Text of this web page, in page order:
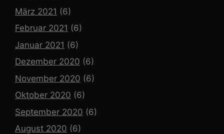
März 2021 (6)
Februar 2021 (6)
Januar 2021 (6)
Dezember 2020 (6)
November 2020 (6)
Oktober 2020 (6)
September 2020 (6)
August 2020 (6)